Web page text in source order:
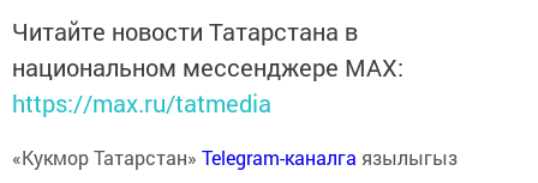
Читайте новости Татарстана в
национальном мессенджере MАХ:
https://max.ru/tatmedia
«Кукмор Татарстан» Telegram-каналга язылыгыз